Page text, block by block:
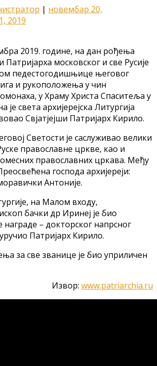
| новембар 20,
2019
2019. године, на дан рођења
московског и све Русије
педестогодишњице његовог
и рукоположења у чин
у Храму Христа Спаситеља у
је света архијерејска Литургија
Свјатјејши Патријарх Кирило.
Светости је саслуживао велики
православне цркве, као и
православних цркава. Међу
господа архијереји:
Антоније.
на Малом входу,
бачки др Иринеј је био
награде – докторског напрсног
Патријарх Кирило.
за све званице је био уприличен
Извор: www.patriarchia.ru